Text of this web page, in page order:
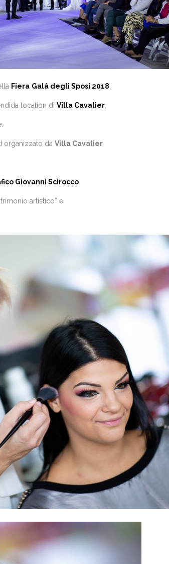
Fiera Galà degli Sposi 2018
location di Villa Cavalier
organizzato da Villa Cavalier
Giovanni Scirocco
artistico” e